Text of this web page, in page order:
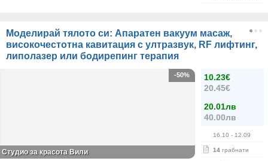
Моделирай тялото си: Апаратен вакуум масаж,
високочестотна кавитация с ултразвук, RF лифтинг,
липолазер или бодирепинг терапия
10.23€
20.45€
20.01лв
40.00лв
16.10 - 12.09
14 грабнати
-50%
Студио за красота Вили